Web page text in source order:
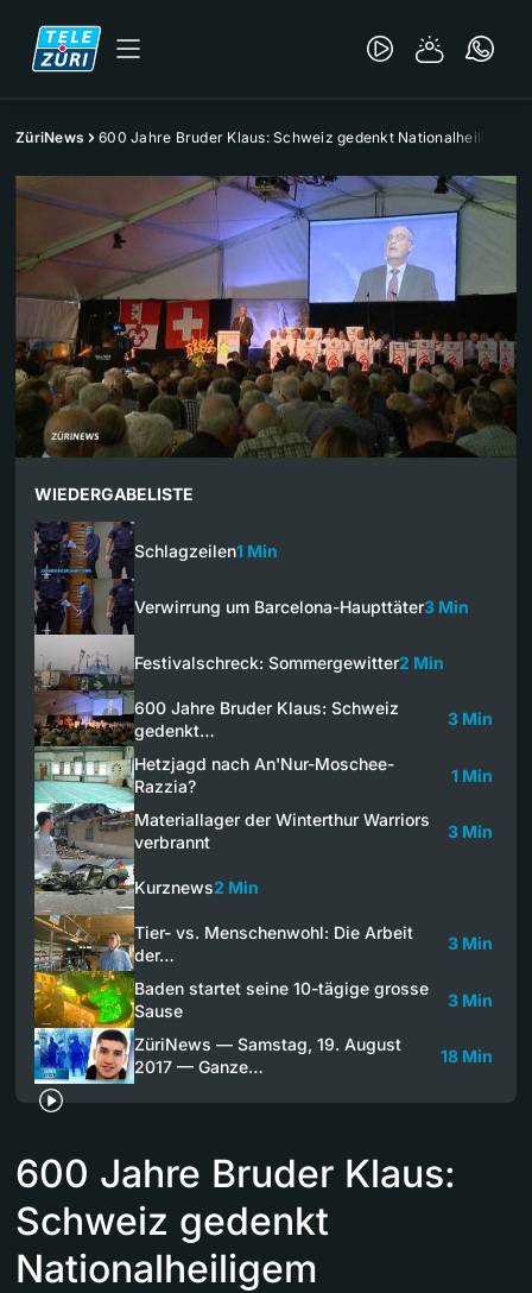
ZüriNews 600 Jahre Bruder Klaus: Schweiz gedenkt Nationalheiligem
WIEDERGABELISTE
Schlagzeilen1 Min
Verwirrung um Barcelona-Haupttäter3 Min
Festivalschreck: Sommergewitter2 Min
600 Jahre Bruder Klaus: Schweiz
gedenkt…
3 Min
Hetzjagd nach An'Nur-Moschee-
Razzia?
1 Min
Materiallager der Winterthur Warriors
verbrannt
3 Min
Kurznews2 Min
Tier- vs. Menschenwohl: Die Arbeit
der…
3 Min
Baden startet seine 10-tägige grosse
Sause
3 Min
ZüriNews — Samstag, 19. August
2017 — Ganze…
18 Min
600 Jahre Bruder Klaus:
Schweiz gedenkt
Nationalheiligem